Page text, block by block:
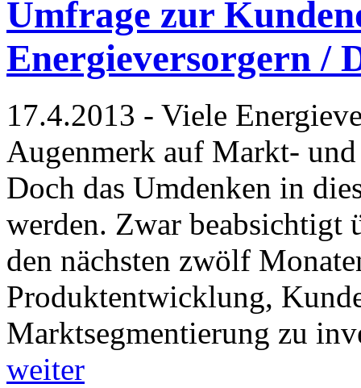
Umfrage zur
Energieversorgern /
17.4.2013 - Viele
Augenmerk auf Markt-
Doch das Umdenken in
werden. Zwar beabsichtigt
den nächsten zwölf
Produktentwicklung,
Marktsegmentierung zu
weiter